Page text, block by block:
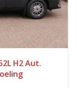
H2 Aut.